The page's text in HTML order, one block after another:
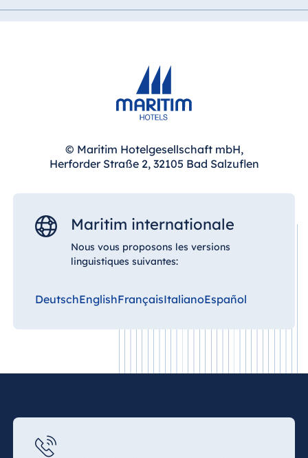
Hotel Amelia
Conference
Center Taicang
Italie
Resort Calabria
Malte
Antonine Hotel &
Mauritius
© Maritim Hotelgesellschaft mbH,
Herforder Straße 2, 32105 Bad Salzuflen
Maritim internationale
Nous vous proposons les versions
linguistiques suivantes:
DeutschEnglishFrançaisItalianoEspañol